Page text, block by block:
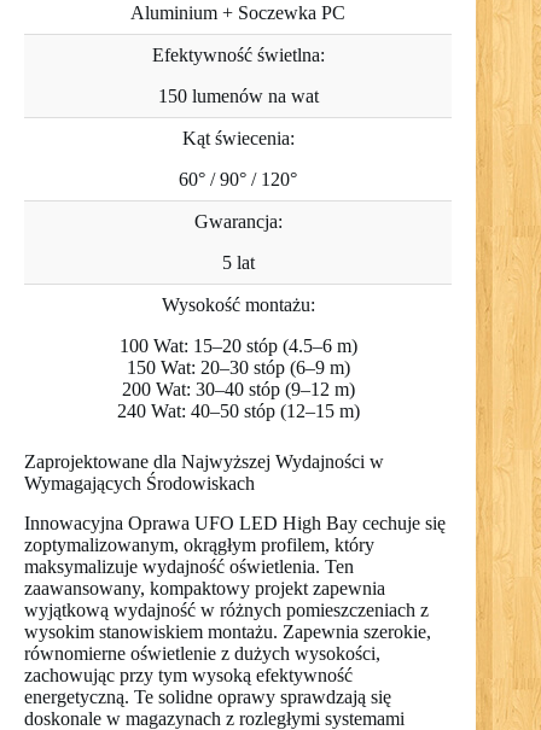
Aluminium + Soczewka PC
Efektywność świetlna:
150 lumenów na wat
Kąt świecenia:
60° / 90° / 120°
Gwarancja:
5 lat
Wysokość montażu:
100 Wat: 15–20 stóp (4.5–6 m)
150 Wat: 20–30 stóp (6–9 m)
200 Wat: 30–40 stóp (9–12 m)
240 Wat: 40–50 stóp (12–15 m)
Zaprojektowane dla Najwyższej Wydajności w
Wymagających Środowiskach
Innowacyjna Oprawa UFO LED High Bay cechuje się
zoptymalizowanym, okrągłym profilem, który
maksymalizuje wydajność oświetlenia. Ten
zaawansowany, kompaktowy projekt zapewnia
wyjątkową wydajność w różnych pomieszczeniach z
wysokim stanowiskiem montażu. Zapewnia szerokie,
równomierne oświetlenie z dużych wysokości,
zachowując przy tym wysoką efektywność
energetyczną. Te solidne oprawy sprawdzają się
doskonale w magazynach z rozległymi systemami